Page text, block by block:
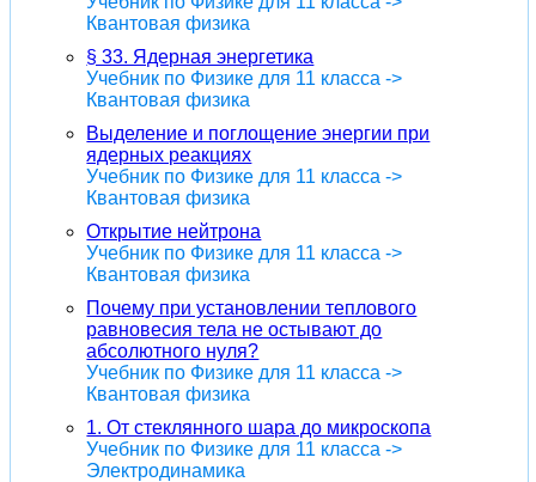
Квантовая физика
§ 33. Ядерная энергетика
Учебник по Физике для 11 класса ->
Квантовая физика
Выделение и поглощение энергии при
ядерных реакциях
Учебник по Физике для 11 класса ->
Квантовая физика
Открытие нейтрона
Учебник по Физике для 11 класса ->
Квантовая физика
Почему при установлении теплового
равновесия тела не остывают до
абсолютного нуля?
Учебник по Физике для 11 класса ->
Квантовая физика
1. От стеклянного шара до микроскопа
Учебник по Физике для 11 класса ->
Электродинамика